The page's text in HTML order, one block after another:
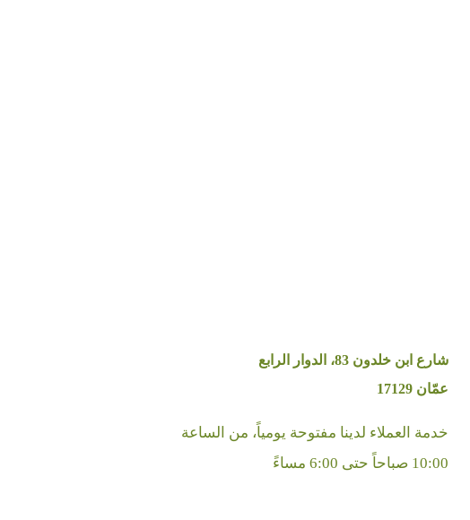
شارع ابن خلدون 83، الدوار الرابع
عمّان 17129
خدمة العملاء لدينا مفتوحة يومياً، من الساعة
10:00 صباحاً حتى 6:00 مساءً